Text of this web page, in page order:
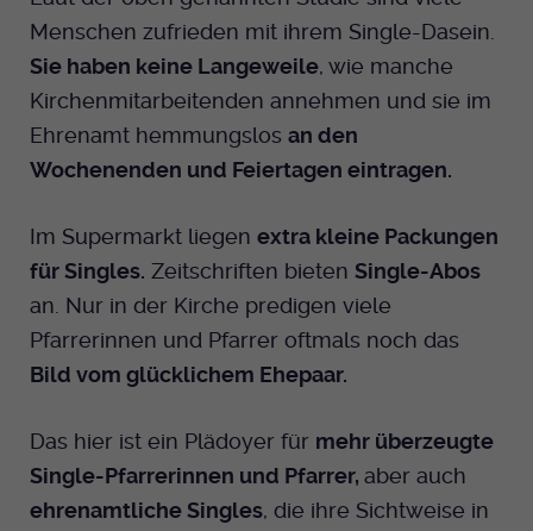
Menschen zufrieden mit ihrem Single-Dasein.
Sie haben keine Langeweile, wie manche
Kirchenmitarbeitenden annehmen und sie im
Ehrenamt hemmungslos an den
Wochenenden und Feiertagen eintragen.
Im Supermarkt liegen extra kleine Packungen
für Singles. Zeitschriften bieten Single-Abos
an. Nur in der Kirche predigen viele
Pfarrerinnen und Pfarrer oftmals noch das
Bild vom glücklichem Ehepaar.
Das hier ist ein Plädoyer für mehr überzeugte
Single-Pfarrerinnen und Pfarrer, aber auch
ehrenamtliche Singles, die ihre Sichtweise in